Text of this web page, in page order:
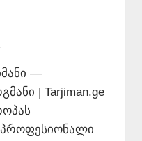
—
| Tarjiman.ge